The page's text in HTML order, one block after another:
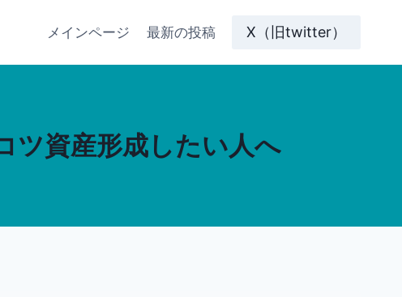
メインページ 最新の投稿 X（旧twitter）
ツ資産形成したい人へ